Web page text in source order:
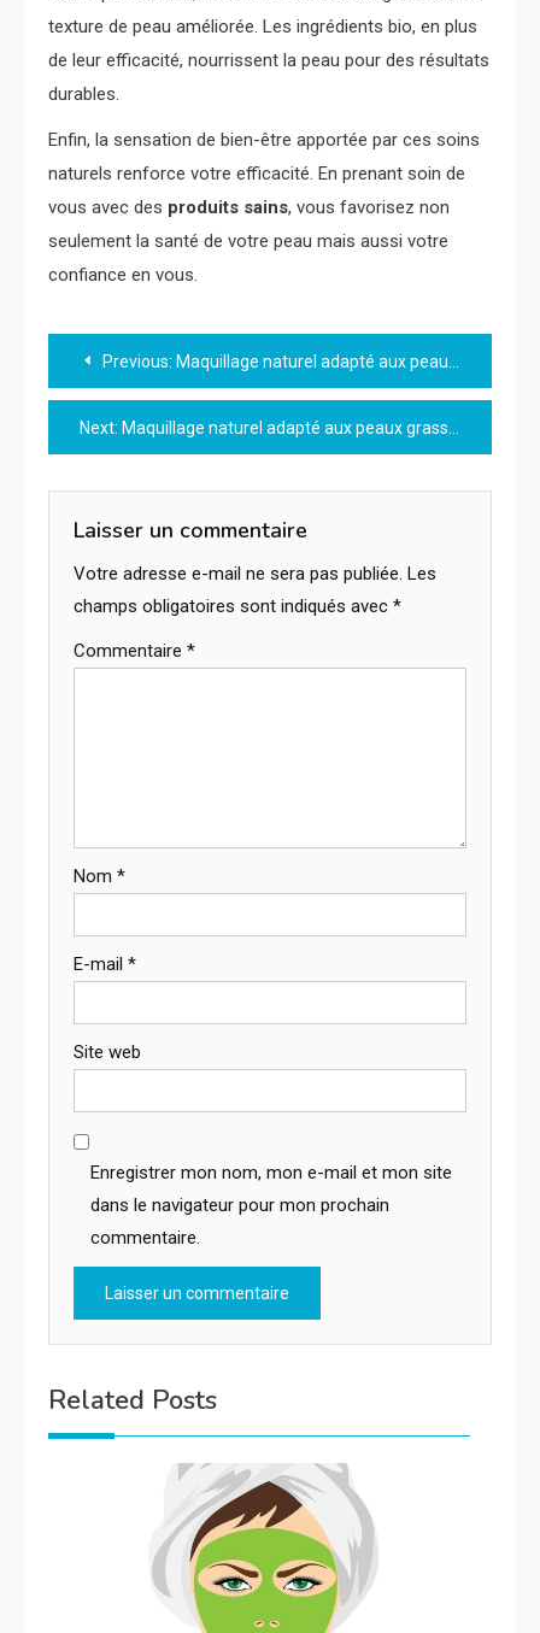
texture de peau améliorée. Les ingrédients bio, en plus
de leur efficacité, nourrissent la peau pour des résultats
durables.
Enfin, la sensation de bien-être apportée par ces soins
naturels renforce votre efficacité. En prenant soin de
vous avec des produits sains, vous favorisez non
seulement la santé de votre peau mais aussi votre
confiance en vous.
Navigation
de
l’article
Previous: Maquillage naturel adapté aux peaux sensibles : conseils et astuces
Next: Maquillage naturel adapté aux peaux grasses : conseils et astuces
Laisser un commentaire
Votre adresse e-mail ne sera pas publiée. Les
champs obligatoires sont indiqués avec *
Commentaire *
Nom *
E-mail *
Site web
Enregistrer mon nom, mon e-mail et mon site
dans le navigateur pour mon prochain
commentaire.
Related Posts